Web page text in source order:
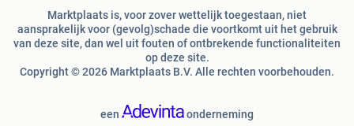
Marktplaats is, voor zover wettelijk toegestaan, niet
aansprakelijk voor (gevolg)schade die voortkomt uit het gebruik
van deze site, dan wel uit fouten of ontbrekende functionaliteiten
op deze site.
Copyright © 2026 Marktplaats B.V. Alle rechten voorbehouden.
een onderneming